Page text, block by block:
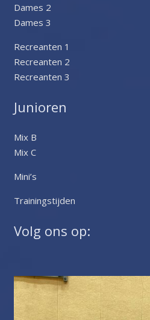
Dames 2
Dames 3
Recreanten 1
Recreanten 2
Recreanten 3
Junioren
Mix B
Mix C
Mini’s
Trainingstijden
Volg ons op: